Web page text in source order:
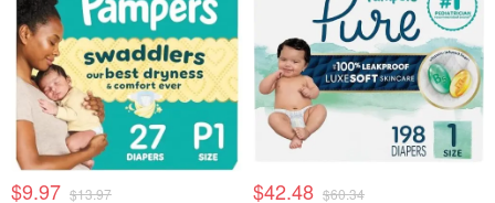
$9.97 $13.97 $42.48 $60.34